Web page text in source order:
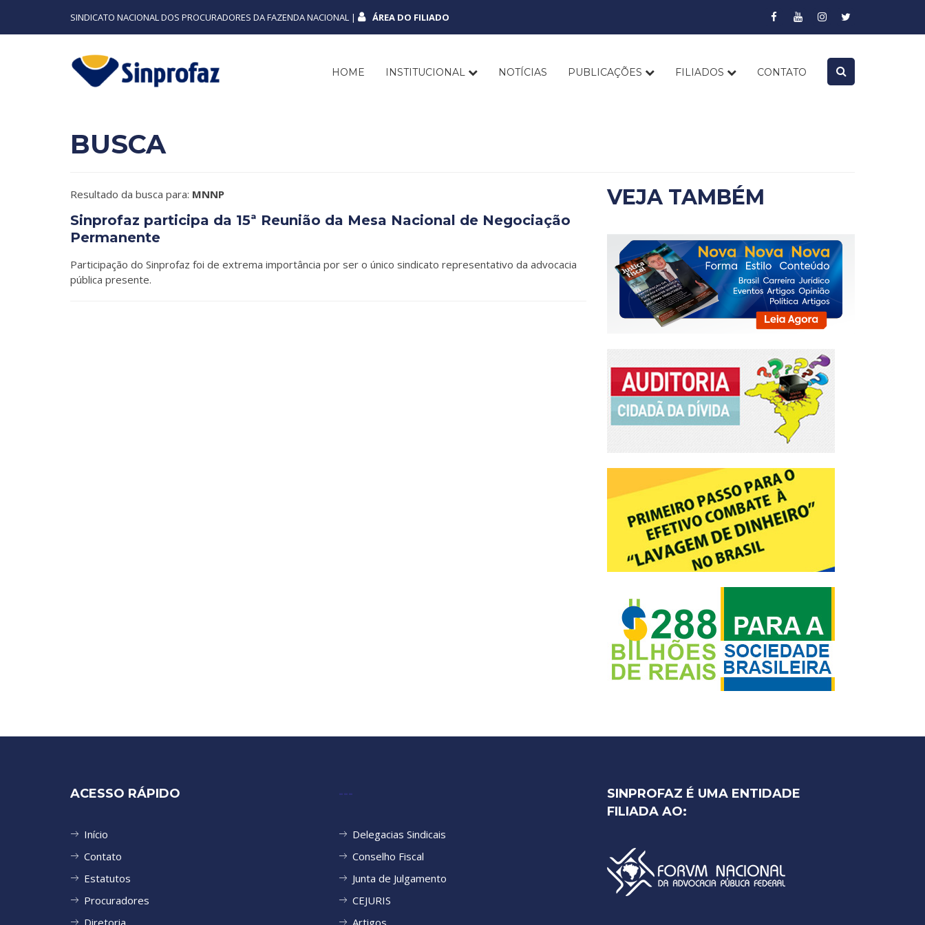
SINDICATO NACIONAL DOS PROCURADORES DA FAZENDA NACIONAL | ÁREA DO FILIADO
HOME INSTITUCIONAL NOTÍCIAS PUBLICAÇÕES FILIADOS CONTATO
BUSCA
Resultado da busca para: MNNP
Sinprofaz participa da 15ª Reunião da Mesa Nacional de Negociação
Permanente
Participação do Sinprofaz foi de extrema importância por ser o único sindicato representativo da advocacia
pública presente.
VEJA TAMBÉM
ACESSO RÁPIDO
Início
Contato
Estatutos
Procuradores
Diretoria
---
Delegacias Sindicais
Conselho Fiscal
Junta de Julgamento
CEJURIS
Artigos
SINPROFAZ É UMA ENTIDADE
FILIADA AO: